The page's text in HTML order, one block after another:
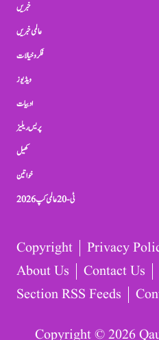
خبریں
عالمی خبریں
فکر و خیالات
ویڈیوز
ادبیات
پریس ریلیز
کھیل
خواتین
ٹی-20 عالمی کپ 2026
Copyright Privacy
About Us
Contact Us
Section RSS Feeds
Copyright © 2026